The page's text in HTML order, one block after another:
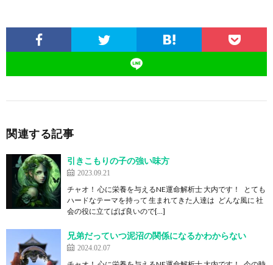
関連する記事
引きこもりの子の強い味方
2023.09.21
チャオ！ 心に栄養を与えるNE運命解析士 大内です！ とても
ハードなテーマを持って 生まれてきた人達は どんな風に 社
会の役に立てばば良いので[…]
兄弟だっていつ泥沼の関係になるかわからない
2024.02.07